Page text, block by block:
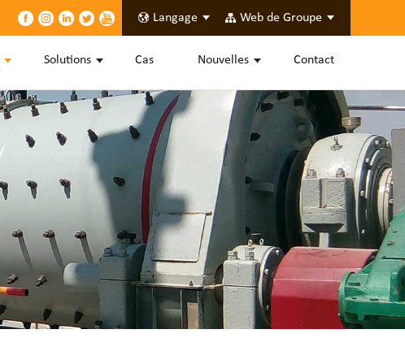
Langage Web de Groupe
Solutions Cas Nouvelles Contact